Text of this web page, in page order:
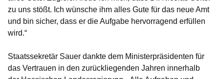
zu uns stößt. Ich wünsche ihm alles Gute für das neue Amt
und bin sicher, dass er die Aufgabe hervorragend erfüllen
wird.“
Staatssekretär Sauer dankte dem Ministerpräsidenten für
das Vertrauen in den zurückliegenden Jahren innerhalb